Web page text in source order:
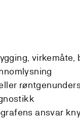
virkemåte,
ansvar